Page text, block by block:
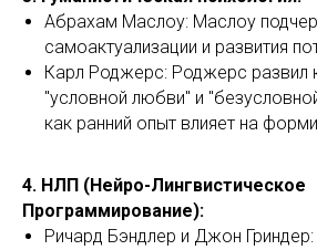
Абрахам Маслоу: Маслоу
самоактуализации и развития
Карл Роджерс: Роджерс развил
"условной любви" и
как ранний опыт влияет на
4. НЛП (Нейро-Лингвистическое
Программирование):
Ричард Бэндлер и Джон